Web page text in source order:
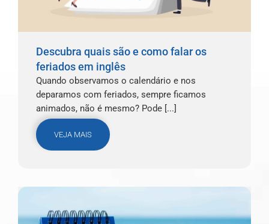
Descubra quais são e como falar os
feriados em inglês
Quando observamos o calendário e nos
deparamos com feriados, sempre ficamos
animados, não é mesmo? Pode [...]
VEJA MAIS